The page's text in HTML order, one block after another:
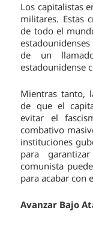
Los capitalistas
militares. Estas
de todo el
de un
estadounidense
Mientras tanto,
de que el
evitar el
combativo
instituciones
para
comunista
para acabar con
Avanzar Bajo